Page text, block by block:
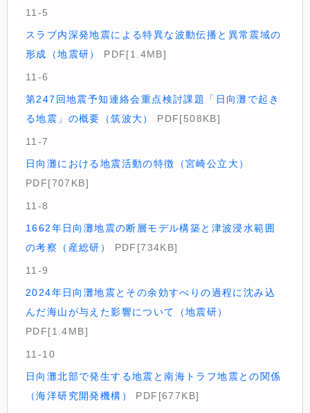
11-5
スラブ内深発地震による特異な波動伝播と異常震域の
形成（地震研）
PDF[1.4MB]
11-6
第247回地震予知連絡会重点検討課題「日向灘で起き
る地震」の概要（筑波大）
PDF[508KB]
11-7
日向灘における地震活動の特徴（宮崎公立大）
PDF[707KB]
11-8
1662年日向灘地震の断層モデル構築と津波浸水範囲
の考察（産総研）
PDF[734KB]
11-9
2024年日向灘地震とその余効すべりの過程に沈み込
んだ海山が与えた影響について（地震研）
PDF[1.4MB]
11-10
日向灘北部で発生する地震と南海トラフ地震との関係
（海洋研究開発機構）
PDF[677KB]